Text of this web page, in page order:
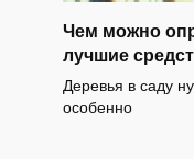
Чем можно
лучшие
Деревья в саду
особенно